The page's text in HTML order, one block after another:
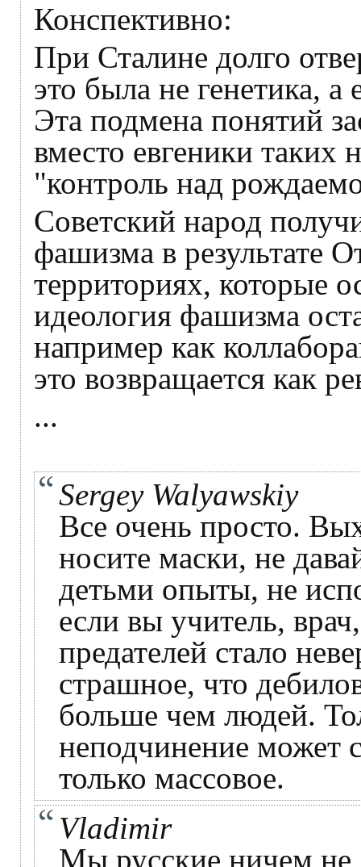
Конспективно:
При Сталине долго
это была не генетика, а
Эта подмена понятий
вместо евгеники таких
"контроль над
Советский народ
фашизма в результате
территориях, которые
идеология фашизма
например как
это возвращается как
...
Sergey Walyawskiy
Все очень просто.
носите маски, не
детьми опыты, не
если вы учитель,
предателей стало
страшное, что
больше чем людей.
неподчинение может
только массовое.
Vladimir
Мы русские ничем